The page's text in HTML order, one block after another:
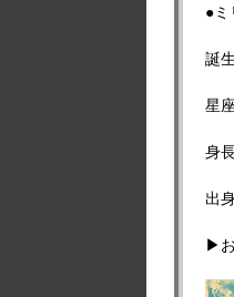
●ミ
誕
星
身
出
▶